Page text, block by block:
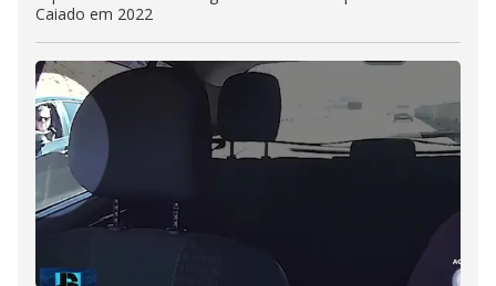
Caiado em 2022